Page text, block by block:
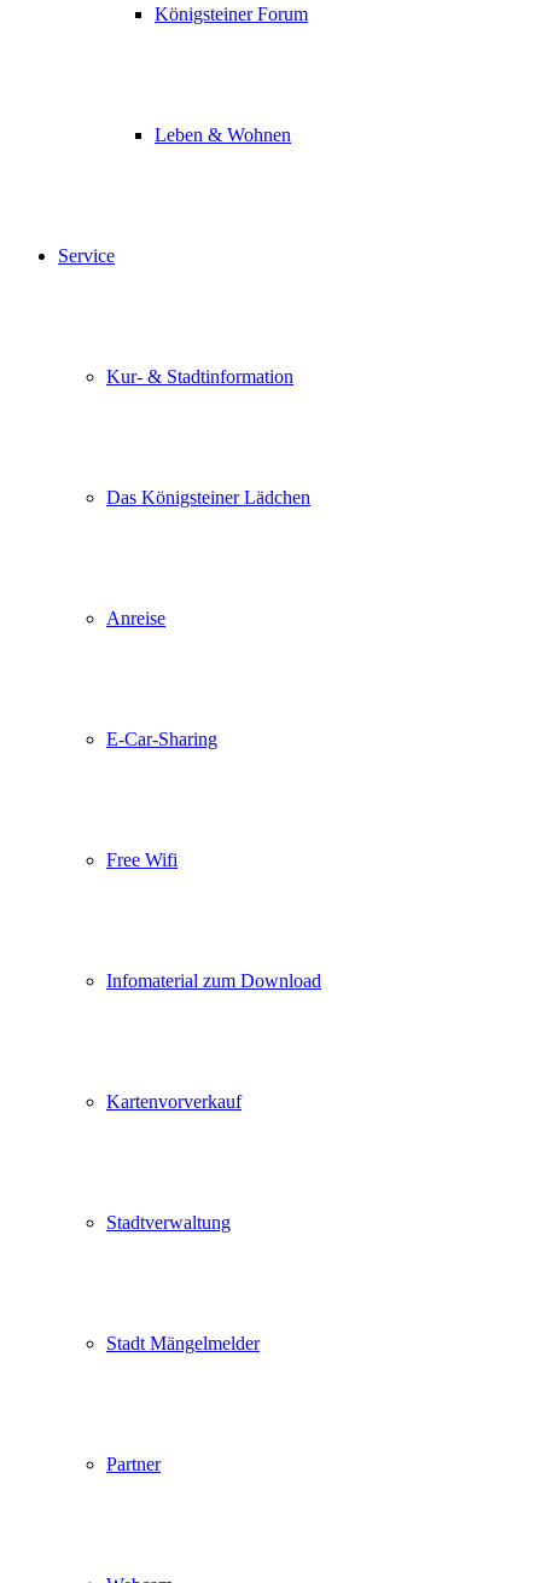
Königsteiner Forum
Leben & Wohnen
Service
Kur- & Stadtinformation
Das Königsteiner Lädchen
Anreise
E-Car-Sharing
Free Wifi
Infomaterial zum Download
Kartenvorverkauf
Stadtverwaltung
Stadt Mängelmelder
Partner